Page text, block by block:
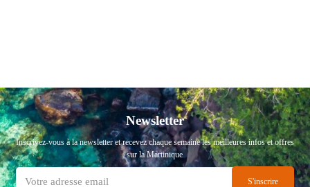
Newsletter
Inscrivez-vous à la newsletter et recevez chaque semaine les meilleures infos et offres
sur la Martinique